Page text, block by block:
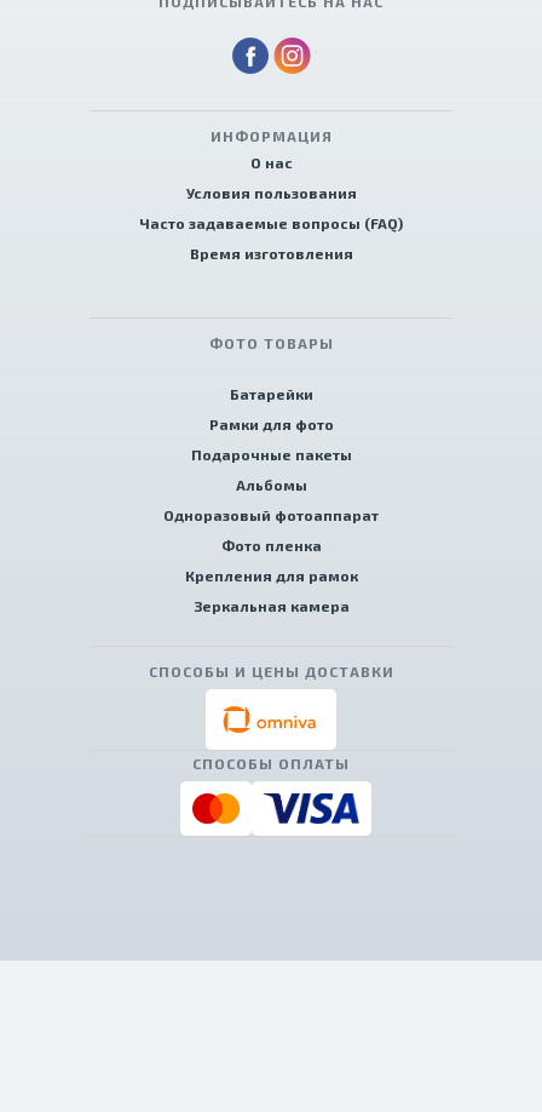
ИНФОРМАЦИЯ
О нас
Условия пользования
Часто задаваемые вопросы (FAQ)
Время изготовления
ФОТО ТОВАРЫ
Батарейки
Рамки для фото
Подарочные пакеты
Альбомы
Одноразовый фотоаппарат
Фото пленка
Крепления для рамок
Зеркальная камера
СПОСОБЫ И ЦЕНЫ ДОСТАВКИ
СПОСОБЫ ОПЛАТЫ